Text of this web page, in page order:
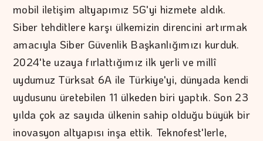
mobil iletişim altyapımız 5G'yi hizmete aldık.
Siber tehditlere karşı ülkemizin direncini artırmak
amacıyla Siber Güvenlik Başkanlığımızı kurduk.
2024'te uzaya fırlattığımız ilk yerli ve millî
uydumuz Türksat 6A ile Türkiye'yi, dünyada kendi
uydusunu üretebilen 11 ülkeden biri yaptık. Son 23
yılda çok az sayıda ülkenin sahip olduğu büyük bir
inovasyon altyapısı inşa ettik. Teknofest'lerle,